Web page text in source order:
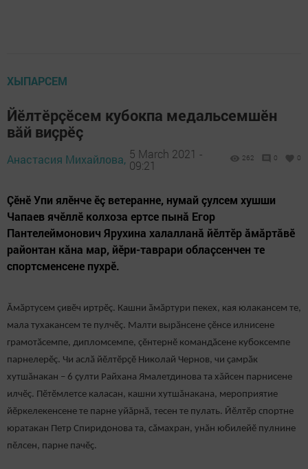
ХЫПАРСЕМ
Йӗлтӗрҫӗсем кубокпа медальсемшӗн
вăй виçрӗç
Анастасия Михайлова, 5 March 2021 -
09:21
262 0 0
Çӗнӗ Упи ялӗнче ӗç ветеранне, нумай çулсем хушши
Чапаев ячӗллӗ колхоза ертсе пынӑ Егор
Пантелеймонович Ярухина халалланă йӗлтӗр ăмăртăвӗ
районтан кăна мар, йӗри-таврари облаҫсенчен те
спортсменсене пухрӗ.
Ӑмӑртусем çивӗч иртрӗç. Кашни ӑмӑртури пекех, кая юлакансем те,
мала тухакансем те пулчӗç. Малти вырӑнсене çӗнсе илнисене
грамотӑсемпе, дипломсемпе, çӗнтернӗ командӑсене кубоксемпе
парнелерӗç. Чи аслӑ йӗлтӗрҫӗ Николай Чернов, чи ҫамрӑк
хутшăнакан – 6 ҫулти Райхана Ямалетдинова та хăйсен парнисене
илчӗç. Пӗтӗмлетсе каласан, кашни хутшăнакана, мероприятие
йӗркелекенсене те парне уйăрнӑ, тесен те пулать. Йӗлтӗр спортне
юратакан Петр Спиридонова та, сӑмахран, унăн юбилейӗ пулнине
пӗлсен, парне пачӗҫ.